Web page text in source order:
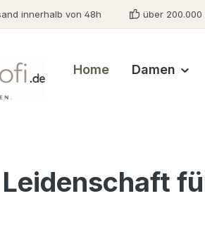
innerhalb von 48h über
Home Damen
Leidenschaft